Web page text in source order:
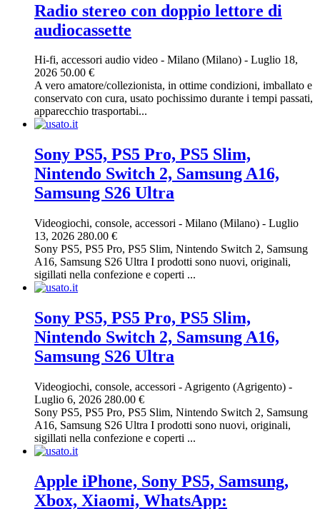
Radio stereo con doppio lettore di
audiocassette
Hi-fi, accessori audio video - Milano (Milano) - Luglio 18,
2026 50.00 €
A vero amatore/collezionista, in ottime condizioni, imballato e
conservato con cura, usato pochissimo durante i tempi passati,
apparecchio trasportabi...
Sony PS5, PS5 Pro, PS5 Slim,
Nintendo Switch 2, Samsung A16,
Samsung S26 Ultra
Videogiochi, console, accessori - Milano (Milano) - Luglio
13, 2026 280.00 €
Sony PS5, PS5 Pro, PS5 Slim, Nintendo Switch 2, Samsung
A16, Samsung S26 Ultra I prodotti sono nuovi, originali,
sigillati nella confezione e coperti ...
Sony PS5, PS5 Pro, PS5 Slim,
Nintendo Switch 2, Samsung A16,
Samsung S26 Ultra
Videogiochi, console, accessori - Agrigento (Agrigento) -
Luglio 6, 2026 280.00 €
Sony PS5, PS5 Pro, PS5 Slim, Nintendo Switch 2, Samsung
A16, Samsung S26 Ultra I prodotti sono nuovi, originali,
sigillati nella confezione e coperti ...
Apple iPhone, Sony PS5, Samsung,
Xbox, Xiaomi, WhatsApp: